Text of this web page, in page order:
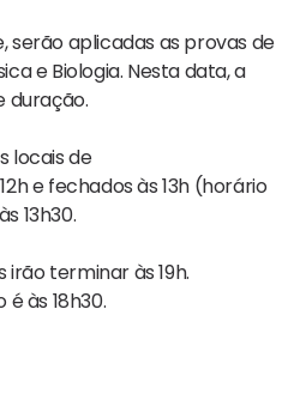
serão aplicadas as provas de
e Biologia. Nesta data, a
duração.
locais de
e fechados às 13h (horário
13h30.
irão terminar às 19h.
às 18h30.